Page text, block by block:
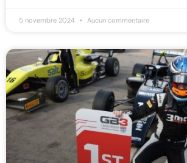
5 novembre 2024 Aucun commentaire